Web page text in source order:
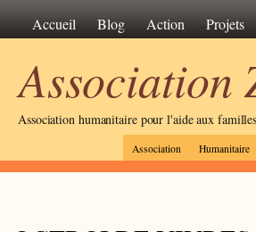
Accueil Blog Action Projets
Association
Association humanitaire pour l'aide aux
Association Humanitaire